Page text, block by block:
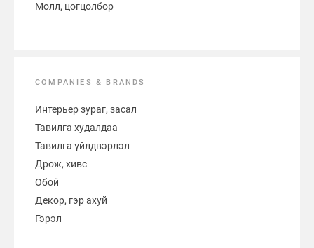
Молл, цогцолбор
COMPANIES & BRANDS
Интерьер зураг, засал
Тавилга худалдаа
Тавилга үйлдвэрлэл
Дрож, хивс
Обой
Декор, гэр ахуй
Гэрэл